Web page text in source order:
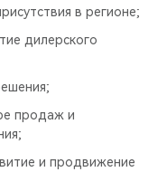
в регионе;
дилерского
продаж и
и продвижение